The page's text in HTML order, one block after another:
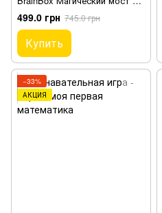
зайчик
499.0 грн 745.0 грн
Купить
−33%
АКЦИЯ